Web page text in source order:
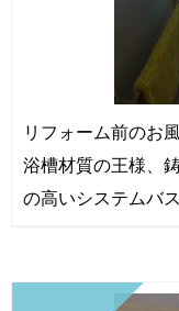
リフォーム前のお
浴槽材質の王様、
の高いシステムバ